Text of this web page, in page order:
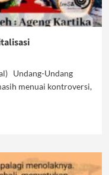
Undang-Undang
menuai kontroversi,